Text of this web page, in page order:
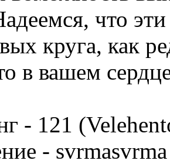
что
круга, как
в вашем
- 121
- svrmasvrma